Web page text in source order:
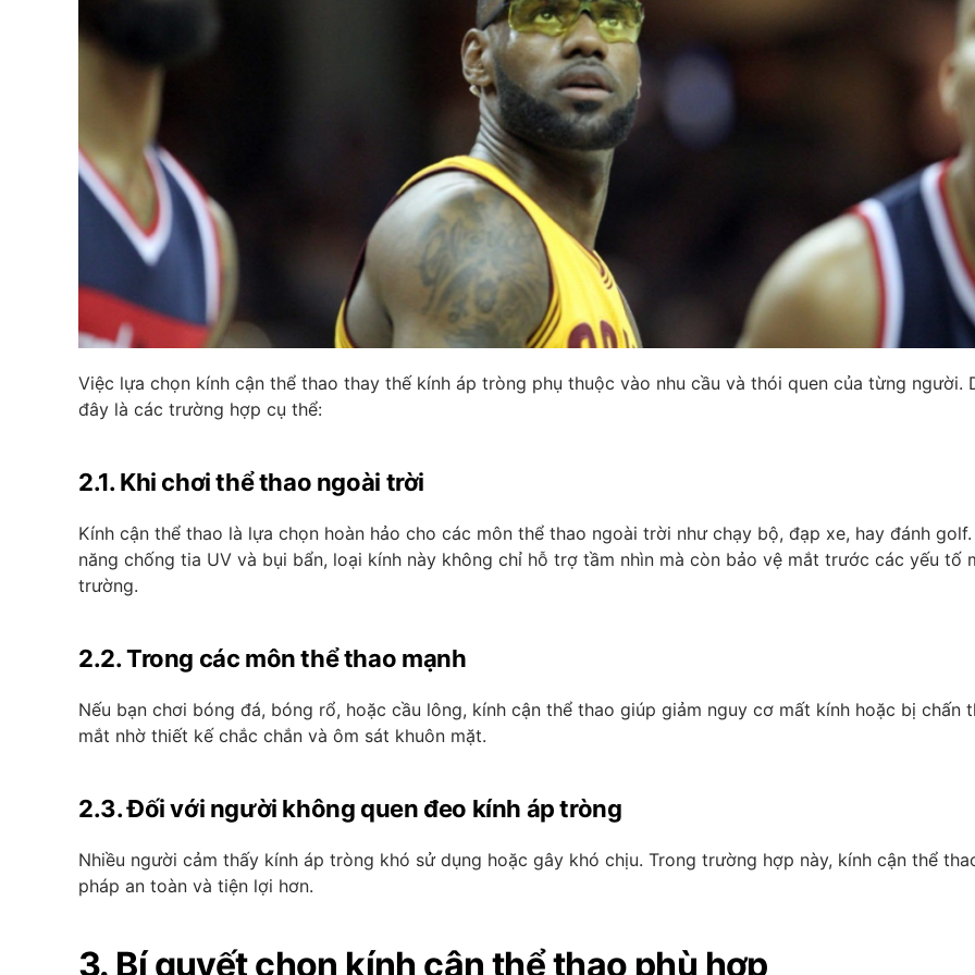
Việc lựa chọn kính cận thể thao thay thế kính áp tròng phụ thuộc vào nhu cầu và thói quen của từng người.
đây là các trường hợp cụ thể:
2.1. Khi chơi thể thao ngoài trời
Kính cận thể thao là lựa chọn hoàn hảo cho các môn thể thao ngoài trời như chạy bộ, đạp xe, hay đánh
năng chống tia UV và bụi bẩn, loại kính này không chỉ hỗ trợ tầm nhìn mà còn bảo vệ mắt trước các yếu tố
trường.
2.2. Trong các môn thể thao mạnh
Nếu bạn chơi bóng đá, bóng rổ, hoặc cầu lông, kính cận thể thao giúp giảm nguy cơ mất kính hoặc bị chấn
mắt nhờ thiết kế chắc chắn và ôm sát khuôn mặt.
2.3. Đối với người không quen đeo kính áp tròng
Nhiều người cảm thấy kính áp tròng khó sử dụng hoặc gây khó chịu. Trong trường hợp này, kính cận thể
pháp an toàn và tiện lợi hơn.
3. Bí quyết chọn kính cận thể thao phù hợp